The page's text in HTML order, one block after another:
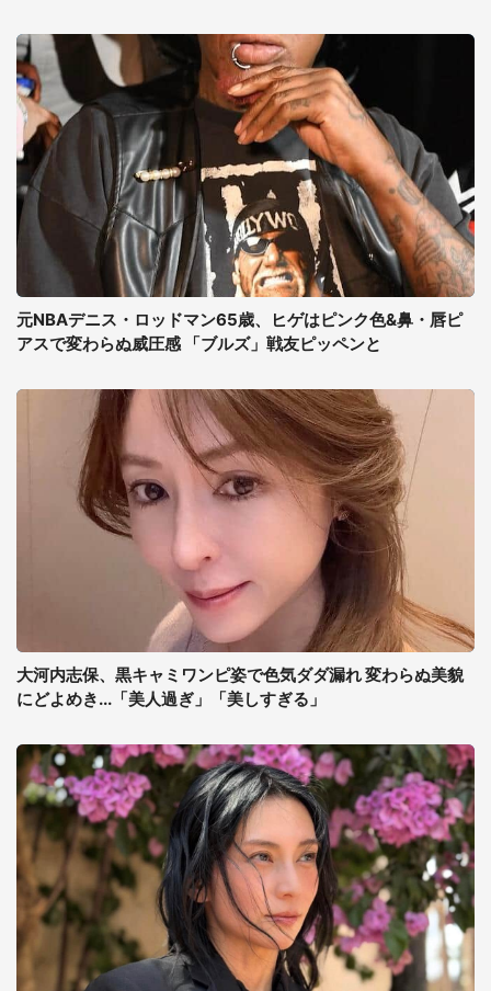
元NBAデニス・ロッドマン65歳、ヒゲはピンク色&鼻・唇ピ
アスで変わらぬ威圧感 「ブルズ」戦友ピッペンと
大河内志保、黒キャミワンピ姿で色気ダダ漏れ 変わらぬ美貌
にどよめき...「美人過ぎ」「美しすぎる」